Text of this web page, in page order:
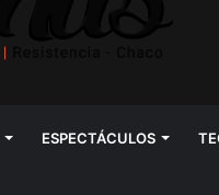
ESPECTÁCULOS